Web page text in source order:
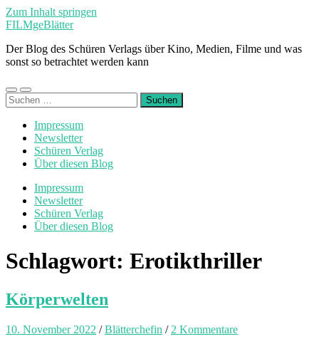
Zum Inhalt springen
FILMgeBlätter
Der Blog des Schüren Verlags über Kino, Medien, Filme und was
sonst so betrachtet werden kann
Mobile-
Menü
Suchfeld
ein-/ausblenden
Suchen
nach:
Impressum
Newsletter
Schüren Verlag
Über diesen Blog
Impressum
Newsletter
Schüren Verlag
Über diesen Blog
Schlagwort: Erotikthriller
Körperwelten
10. November 2022 /Blätterchefin / 2 Kommentare